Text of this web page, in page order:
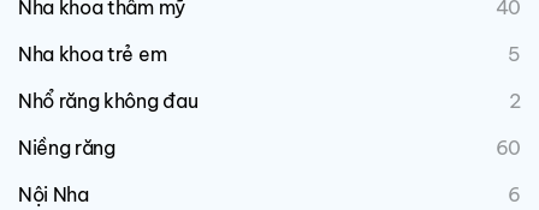
Nha khoa thẩm mỹ
40
Nha khoa trẻ em
5
Nhổ răng không đau
2
Niềng răng
60
Nội Nha
6